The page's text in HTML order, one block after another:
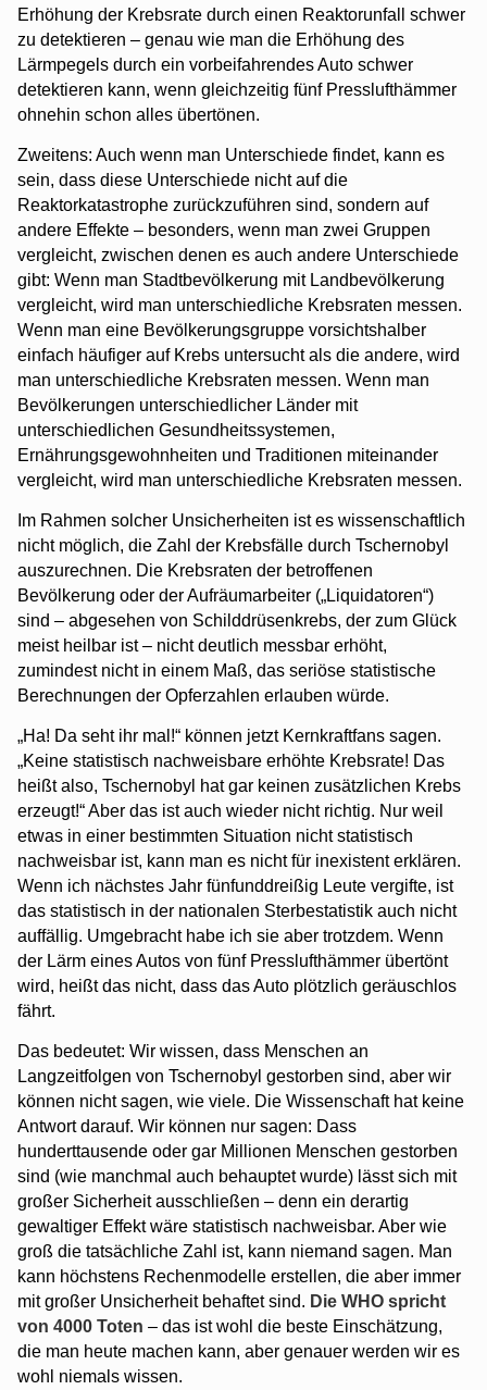
Erhöhung der Krebsrate durch einen Reaktorunfall schwer
zu detektieren – genau wie man die Erhöhung des
Lärmpegels durch ein vorbeifahrendes Auto schwer
detektieren kann, wenn gleichzeitig fünf Presslufthämmer
ohnehin schon alles übertönen.
Zweitens: Auch wenn man Unterschiede findet, kann es
sein, dass diese Unterschiede nicht auf die
Reaktorkatastrophe zurückzuführen sind, sondern auf
andere Effekte – besonders, wenn man zwei Gruppen
vergleicht, zwischen denen es auch andere Unterschiede
gibt: Wenn man Stadtbevölkerung mit Landbevölkerung
vergleicht, wird man unterschiedliche Krebsraten messen.
Wenn man eine Bevölkerungsgruppe vorsichtshalber
einfach häufiger auf Krebs untersucht als die andere, wird
man unterschiedliche Krebsraten messen. Wenn man
Bevölkerungen unterschiedlicher Länder mit
unterschiedlichen Gesundheitssystemen,
Ernährungsgewohnheiten und Traditionen miteinander
vergleicht, wird man unterschiedliche Krebsraten messen.
Im Rahmen solcher Unsicherheiten ist es wissenschaftlich
nicht möglich, die Zahl der Krebsfälle durch Tschernobyl
auszurechnen. Die Krebsraten der betroffenen
Bevölkerung oder der Aufräumarbeiter („Liquidatoren“)
sind – abgesehen von Schilddrüsenkrebs, der zum Glück
meist heilbar ist – nicht deutlich messbar erhöht,
zumindest nicht in einem Maß, das seriöse statistische
Berechnungen der Opferzahlen erlauben würde.
„Ha! Da seht ihr mal!“ können jetzt Kernkraftfans sagen.
„Keine statistisch nachweisbare erhöhte Krebsrate! Das
heißt also, Tschernobyl hat gar keinen zusätzlichen Krebs
erzeugt!“ Aber das ist auch wieder nicht richtig. Nur weil
etwas in einer bestimmten Situation nicht statistisch
nachweisbar ist, kann man es nicht für inexistent erklären.
Wenn ich nächstes Jahr fünfunddreißig Leute vergifte, ist
das statistisch in der nationalen Sterbestatistik auch nicht
auffällig. Umgebracht habe ich sie aber trotzdem. Wenn
der Lärm eines Autos von fünf Presslufthämmer übertönt
wird, heißt das nicht, dass das Auto plötzlich geräuschlos
fährt.
Das bedeutet: Wir wissen, dass Menschen an
Langzeitfolgen von Tschernobyl gestorben sind, aber wir
können nicht sagen, wie viele. Die Wissenschaft hat keine
Antwort darauf. Wir können nur sagen: Dass
hunderttausende oder gar Millionen Menschen gestorben
sind (wie manchmal auch behauptet wurde) lässt sich mit
großer Sicherheit ausschließen – denn ein derartig
gewaltiger Effekt wäre statistisch nachweisbar. Aber wie
groß die tatsächliche Zahl ist, kann niemand sagen. Man
kann höchstens Rechenmodelle erstellen, die aber immer
mit großer Unsicherheit behaftet sind. Die WHO spricht
von 4000 Toten – das ist wohl die beste Einschätzung,
die man heute machen kann, aber genauer werden wir es
wohl niemals wissen.